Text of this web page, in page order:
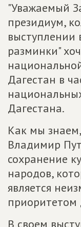
"Уважаемый
президиум,
выступлении
разминки"
Дагестан в
Дагестана.
Как мы
Владимир
сохранение
народов,
является
приоритетом
В своем